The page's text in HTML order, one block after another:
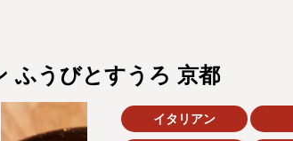
ふうびとすうろ 京都
イタリアン